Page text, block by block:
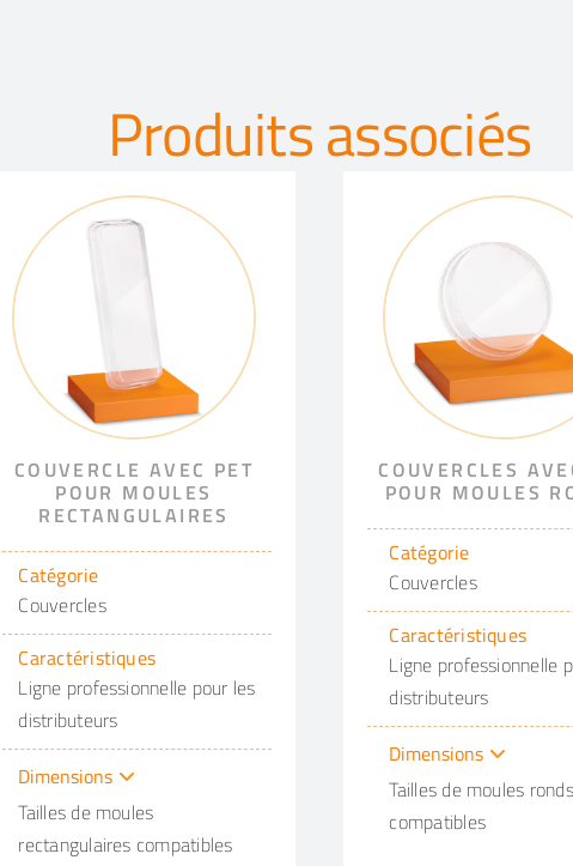
Produits associés
COUVERCLE AVEC PET
POUR MOULES
RECTANGULAIRES
Catégorie
Couvercles
Caractéristiques
Ligne professionnelle pour les
distributeurs
Dimensions
Tailles de moules
rectangulaires compatibles
COUVERCLES
POUR MOULES
Catégorie
Couvercles
Caractéristiques
Ligne professionnelle
distributeurs
Dimensions
Tailles de moules ronds
compatibles